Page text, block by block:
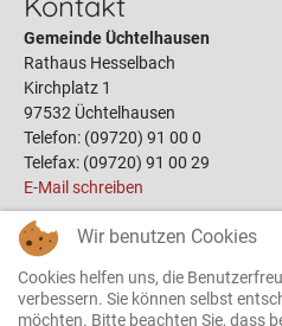
Gemeinde Üchtelhausen
Rathaus Hesselbach
Kirchplatz 1
97532 Üchtelhausen
Telefon: (09720) 91 00 0
Telefax: (09720) 91 00 29
E-Mail schreiben
Links
Öffnungszeiten
Wir benutzen Cookies
Cookies helfen uns, die
verbessern. Sie können selbst
möchten. Bitte beachten Sie, dass